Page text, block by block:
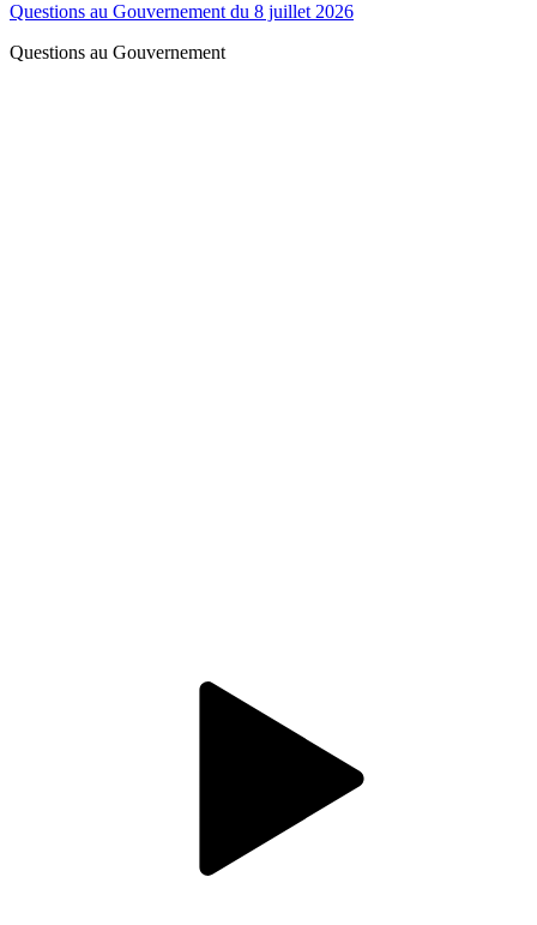
Questions au Gouvernement du 8 juillet 2026
Questions au Gouvernement